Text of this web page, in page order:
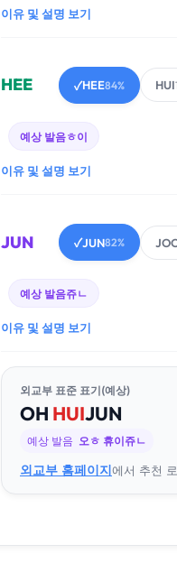
이유 및 설명 보기
HEE ✓HEE84% HUI
예상 발음ㅎ이
이유 및 설명 보기
JUN ✓JUN82%
예상 발음쥬ㄴ
이유 및 설명 보기
외교부 표준 표기(예상)
OH HUIJUN
예상 발음 오ㅎ 휴이쥬ㄴ
외교부 홈페이지에서 추천